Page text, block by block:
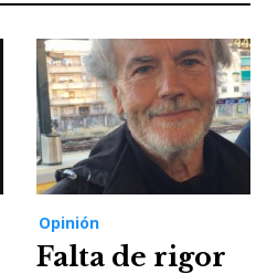
Opinión
Falta de rigor